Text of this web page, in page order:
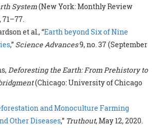
System(New York: Monthly Review
71–77.
et al., “Earth beyond Six of Nine
,” Science Advances9, no. 37 (September
Deforesting the Earth: From Prehistory to
(Chicago: University of Chicago
and Monoculture Farming
Other Diseases,” Truthout, May 12, 2020.